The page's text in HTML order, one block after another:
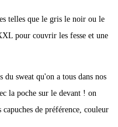
telles que le gris le noir ou le
pour couvrir les fesse et une
sweat qu'on a tous dans nos
la poche sur le devant ! on
de préférence, couleur